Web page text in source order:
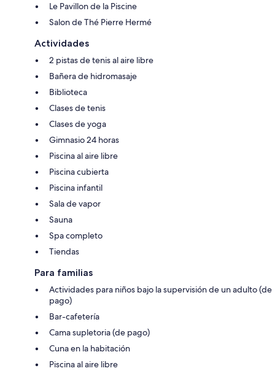
Le Pavillon de la Piscine
Salon de Thé Pierre Hermé
Actividades
2 pistas de tenis al aire libre
Bañera de hidromasaje
Biblioteca
Clases de tenis
Clases de yoga
Gimnasio 24 horas
Piscina al aire libre
Piscina cubierta
Piscina infantil
Sala de vapor
Sauna
Spa completo
Tiendas
Para familias
Actividades para niños bajo la supervisión de un adulto (de
pago)
Bar-cafetería
Cama supletoria (de pago)
Cuna en la habitación
Piscina al aire libre